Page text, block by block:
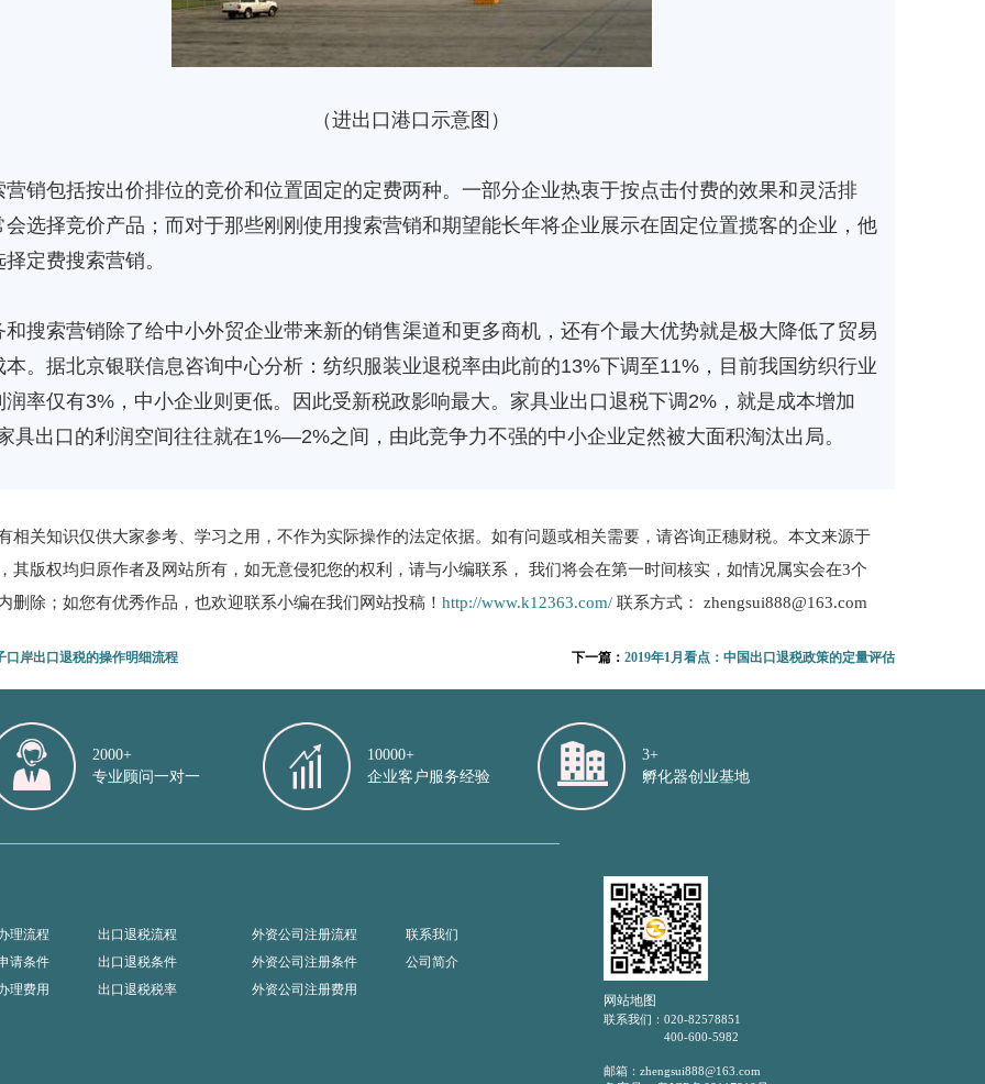
（进出口港口示意图）
营销包括按出价排位的竞价和位置固定的定费两种。一部分企业热衷于按点击付费的效果和灵活排
会选择竞价产品；而对于那些刚刚使用搜索营销和期望能长年将企业展示在固定位置揽客的企业，他
定费搜索营销。
和搜索营销除了给中小外贸企业带来新的销售渠道和更多商机，还有个最大优势就是极大降低了贸易
本。据北京银联信息咨询中心分析：纺织服装业退税率由此前的13%下调至11%，目前我国纺织行业
润率仅有3%，中小企业则更低。因此受新税政影响最大。家具业出口退税下调2%，就是成本增加
具出口的利润空间往往就在1%—2%之间，由此竞争力不强的中小企业定然被大面积淘汰出局。
相关知识仅供大家参考、学习之用，不作为实际操作的法定依据。如有问题或相关需要，请咨询正穗财税。本文来源于
其版权均归原作者及网站所有，如无意侵犯您的权利，请与小编联系， 我们将会在第一时间核实，如情况属实会在3个
删除；如您有优秀作品，也欢迎联系小编在我们网站投稿！ http://www.k12363.com/ 联系方式： zhengsui888@163.com
口岸出口退税的操作明细流程 下一篇： 2019年1月看点：中国出口退税政策的定量评估
2000+
专业顾问一对一
10000+
企业客户服务经验
3+
孵化器创业基地
理流程
请条件
理费用
出口退税流程
出口退税条件
出口退税税率
外资公司注册流程
外资公司注册条件
外资公司注册费用
联系我们
公司简介
网站地图
联系我们： 020-82578851
400-600-5982
邮箱：zhengsui888@163.com